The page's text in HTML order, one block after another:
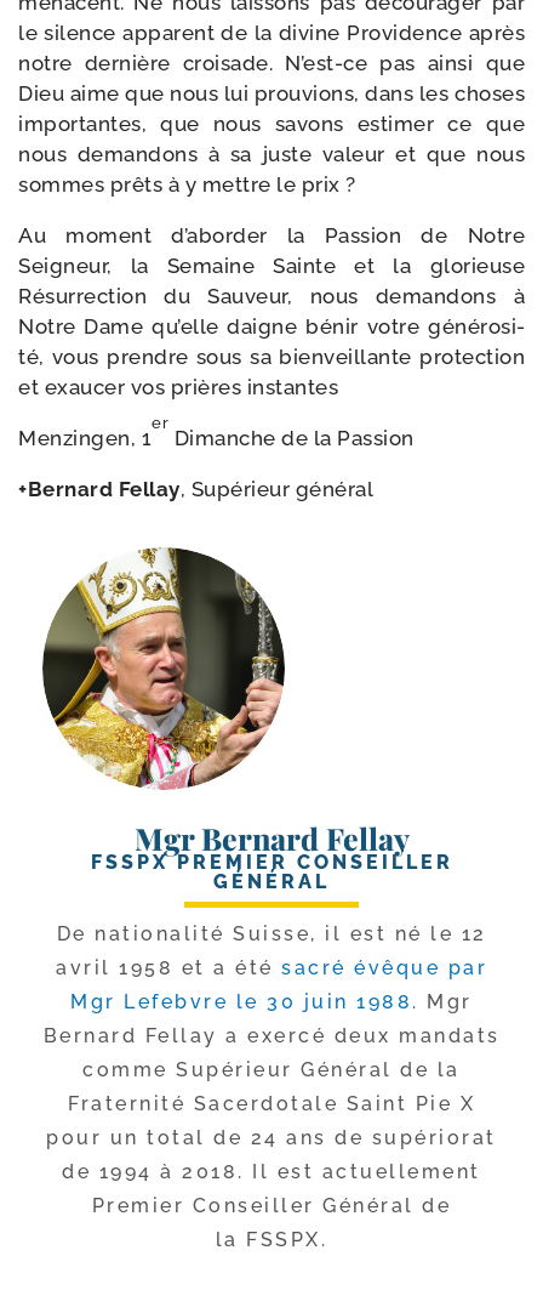
le silence appa­rent de la divine Providence après
notre der­nière croi­sade. N’est-ce pas ain­si que
Dieu aime que nous lui prou­vions, dans les choses
impor­tantes, que nous savons esti­mer ce que
nous deman­dons à sa juste valeur et que nous
sommes prêts à y mettre le prix ?
Au moment d’aborder la Passion de Notre
Seigneur, la Semaine Sainte et la glo­rieuse
Résurrection du Sauveur, nous deman­dons à
Notre Dame qu’elle daigne bénir votre géné­ro­si­
té, vous prendre sous sa bien­veillante pro­tec­tion
et exau­cer vos prières instantes
Menzingen, 1
er
Dimanche de la Passion
+Bernard Fellay, Supérieur général
Mgr Bernard Fellay
FSSPX PREMIER CONSEILLER
GÉNÉRAL
De natio­na­li­té Suisse, il est né le 12
avril 1958 et a été sacré évêque par
Mgr Lefebvre le 30 juin 1988 . Mgr
Bernard Fellay a exer­cé deux man­dats
comme Supérieur Général de la
Fraternité Sacerdotale Saint Pie X
pour un total de 24 ans de supé­rio­rat
de 1994 à 2018. Il est actuel­le­ment
Premier Conseiller Général de
la FSSPX.